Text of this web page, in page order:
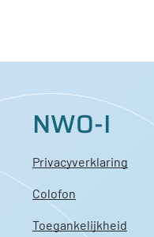
NWO-I
Privacyverklaring
Colofon
Toegankelijkheid